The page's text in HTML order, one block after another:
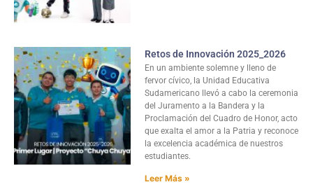
Retos de Innovación 2025_2026
En un ambiente solemne y lleno de
fervor cívico, la Unidad Educativa
Sudamericano llevó a cabo la ceremonia
del Juramento a la Bandera y la
Proclamación del Cuadro de Honor, acto
que exalta el amor a la Patria y reconoce
la excelencia académica de nuestros
estudiantes.
Leer Más »